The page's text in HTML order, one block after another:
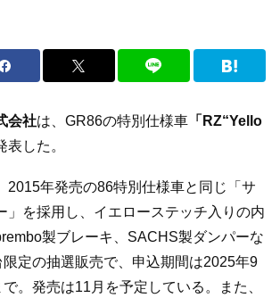
会社は、GR86の特別仕様車 「RZ“Yello
表した。
2015年発売の86特別仕様車と同じ「サ
」を採用し、イエローステッチ入りの内
製ブレーキ、SACHS製ダンパーな
定の抽選販売で、申込期間は2025年9
。発売は11月を予定している。また、